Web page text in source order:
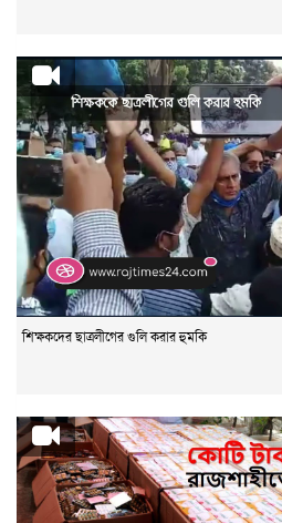
শিক্ষকদের ছাত্রলীগের গুলি করার হুমকি